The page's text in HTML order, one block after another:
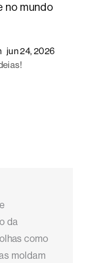
no mundo
jun 24, 2026
da
como
moldam